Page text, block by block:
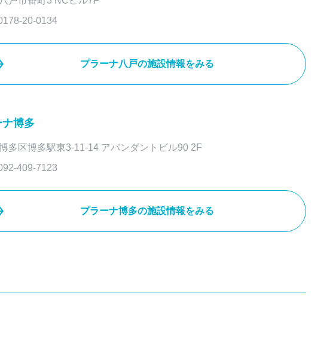
20-0134
プラーナ八戸の施設情報をみる
博多
多区博多駅東3-11-14 アバンダントビル90 2F
409-7123
プラーナ博多の施設情報をみる